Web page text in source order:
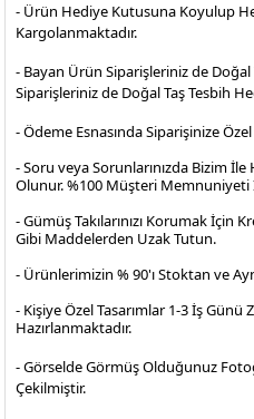
- Ürün Hediye Kutusuna Koyulup
Kargolanmaktadır.
- Bayan Ürün Siparişleriniz de
Siparişleriniz de Doğal Taş Tesbih
- Ödeme Esnasında Siparişinize
- Soru veya Sorunlarınızda Bizim
Olunur. %100 Müşteri Memnuniyeti
- Gümüş Takılarınızı Korumak İçin
Gibi Maddelerden Uzak Tutun.
- Ürünlerimizin % 90'ı Stoktan ve
- Kişiye Özel Tasarımlar 1-3 İş
Hazırlanmaktadır.
- Görselde Görmüş Olduğunuz
Çekilmiştir.